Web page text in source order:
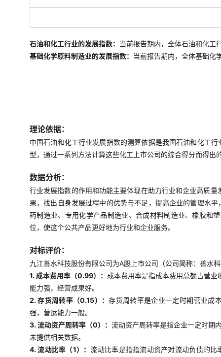
石油和化工行业的发展指数： 当前报告期内，全体石油和化工
基础化学原料制造业的发展指数： 当前报告期内，全体基础化
理论依据：
中国石油和化工行业发展指数的测算依据是我国石油和化工
型，通过一系列方法计算这些化工上市公司的综合得分而得
数据分析：
行业发展指数的作用和功能主要体现在助力行业和企业高质
果，找出自身发展过程中的优势与不足，提高企业的管理水
药制造业、专用化学产品制造业、合成材料制造业、橡胶和
位，使这个公共产品更好地为行业和企业服务。
对标评价：
九江善水科技股份有限公司为A股上市公司（公司简称：善水
1. 成本费用率（0.99）： 成本费用率是指成本费用总额占营
能力强，经营成果好。
2. 存货周转率（0.15）：存货周转率是企业一定时期营业成
强，营运能力一般。
3. 流动资产周转率（0）： 流动资产周转率是指企业一定时期
未提供相关数据。
4. 流动比率（1）：流动比率是指指流动资产对流动负债的